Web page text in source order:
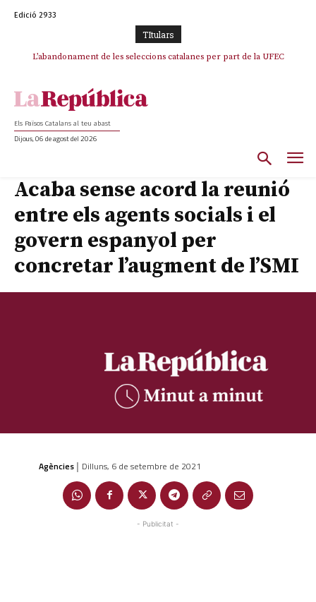
Edició 2933
TItulars
L’abandonament de les seleccions catalanes per part de la UFEC
TV3 perd el lideratge després de 23 mesos: Una deriva sense continguts i
Els Països Catalans al teu abast
Dijous, 06 de agost del 2026
Acaba sense acord la reunió
entre els agents socials i el
govern espanyol per
concretar l’augment de l’SMI
Agències | Dilluns, 6 de setembre de 2021
- Publicitat -